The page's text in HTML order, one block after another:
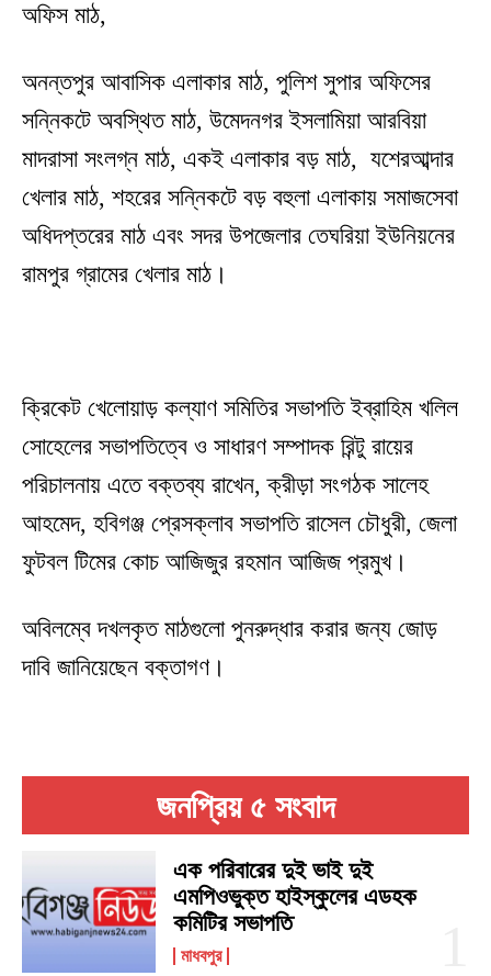
জনপ্রিয় ৫ সংবাদ
এক পরিবারের দুই ভাই দুই
এমপিওভুক্ত হাইস্কুলের এডহক
কমিটির সভাপতি
মাধবপুর
অফিস মাঠ,
অনন্তপুর আবাসিক এলাকার মাঠ, পুলিশ সুপার অফিসের
সন্নিকটে অবস্থিত মাঠ, উমেদনগর ইসলামিয়া আরবিয়া
মাদরাসা সংলগ্ন মাঠ, একই এলাকার বড় মাঠ, যশেরআব্দার
খেলার মাঠ, শহরের সন্নিকটে বড় বহুলা এলাকায় সমাজসেবা
অধিদপ্তরের মাঠ এবং সদর উপজেলার তেঘরিয়া ইউনিয়নের
রামপুর গ্রামের খেলার মাঠ।
ক্রিকেট খেলোয়াড় কল্যাণ সমিতির সভাপতি ইব্রাহিম খলিল
সোহেলের সভাপতিত্বে ও সাধারণ সম্পাদক রিন্টু রায়ের
পরিচালনায় এতে বক্তব্য রাখেন, ক্রীড়া সংগঠক সালেহ
আহমেদ, হবিগঞ্জ প্রেসক্লাব সভাপতি রাসেল চৌধুরী, জেলা
ফুটবল টিমের কোচ আজিজুর রহমান আজিজ প্রমুখ।
অবিলম্বে দখলকৃত মাঠগুলো পুনরুদ্ধার করার জন্য জোড়
দাবি জানিয়েছেন বক্তাগণ।